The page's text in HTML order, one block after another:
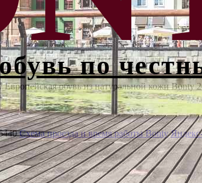
по
Европейская обувь из натуральной кожи Bonty
Схема проезда и время работы Bonty